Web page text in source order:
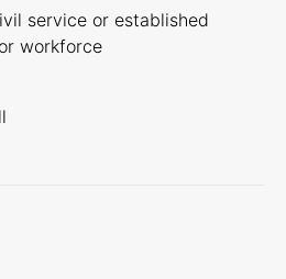
service or established
workforce